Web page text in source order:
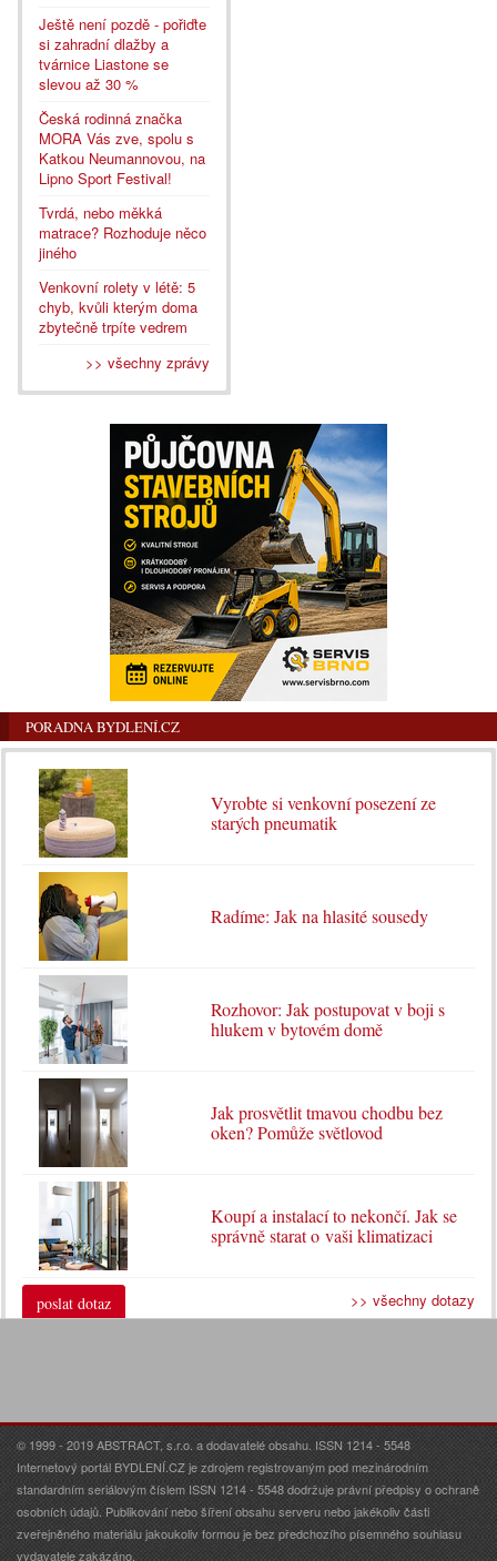
Ještě není pozdě - pořiďte
si zahradní dlažby a
tvárnice Liastone se
slevou až 30 %
Česká rodinná značka
MORA Vás zve, spolu s
Katkou Neumannovou, na
Lipno Sport Festival!
Tvrdá, nebo měkká
matrace? Rozhoduje něco
jiného
Venkovní rolety v létě: 5
chyb, kvůli kterým doma
zbytečně trpíte vedrem
>> všechny zprávy
PORADNA BYDLENÍ.CZ
Vyrobte si venkovní posezení ze
starých pneumatik
Radíme: Jak na hlasité sousedy
Rozhovor: Jak postupovat v boji s
hlukem v bytovém domě
Jak prosvětlit tmavou chodbu bez
oken? Pomůže světlovod
Koupí a instalací to nekončí. Jak se
správně starat o vaši klimatizaci
poslat dotaz >> všechny dotazy
© 1999 - 2019 ABSTRACT, s.r.o. a dodavatelé obsahu. ISSN 1214 - 5548
Internetový portál BYDLENÍ.CZ je zdrojem registrovaným pod mezinárodním
standardním seriálovým číslem ISSN 1214 - 5548 dodržuje právní předpisy o ochraně
osobních údajů. Publikování nebo šíření obsahu serveru nebo jakékoliv části
zveřejněného materiálu jakoukoliv formou je bez předchozího písemného souhlasu
vydavatele zakázáno.